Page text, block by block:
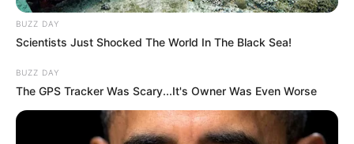
BUZZ DAY
Scientists Just Shocked The World In The Black Sea!
BUZZ DAY
The GPS Tracker Was Scary...It's Owner Was Even Worse